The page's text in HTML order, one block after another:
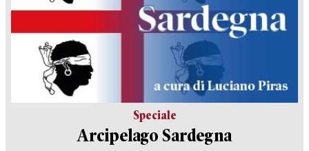
Speciale
Arcipelago Sardegna